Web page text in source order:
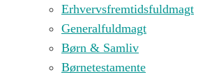
Erhvervsfremtidsfuldmagt
Generalfuldmagt
Børn & Samliv
Børnetestamente